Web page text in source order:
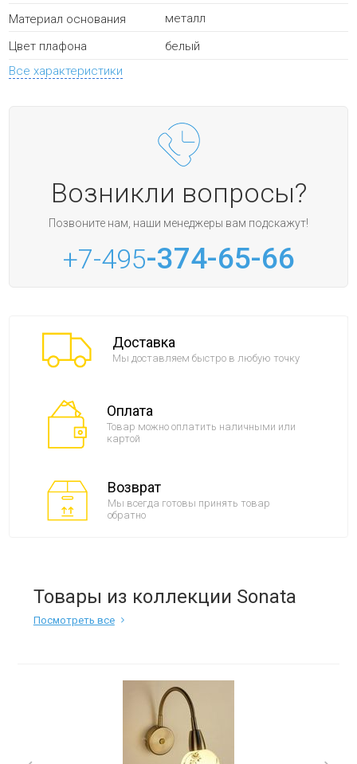
Материал основания
металл
Цвет плафона
белый
Все характеристики
Возникли вопросы?
Позвоните нам, наши менеджеры вам подскажут!
+7-495-374-65-66
Доставка
Мы доставляем быстро в любую точку
Оплата
Товар можно оплатить наличными или
картой
Возврат
Мы всегда готовы принять товар
обратно
Товары из коллекции Sonata
Посмотреть все